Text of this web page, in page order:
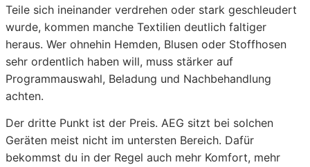
Teile sich ineinander verdrehen oder stark geschleudert
wurde, kommen manche Textilien deutlich faltiger
heraus. Wer ohnehin Hemden, Blusen oder Stoffhosen
sehr ordentlich haben will, muss stärker auf
Programmauswahl, Beladung und Nachbehandlung
achten.
Der dritte Punkt ist der Preis. AEG sitzt bei solchen
Geräten meist nicht im untersten Bereich. Dafür
bekommst du in der Regel auch mehr Komfort, mehr